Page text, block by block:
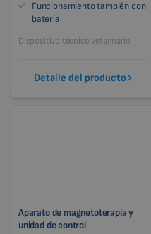
Funcionamiento también con
batería
Dispositivo técnico veterinario
Detalle del producto
Aparato de magnetoterapia y
unidad de control